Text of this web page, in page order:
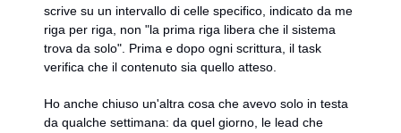
scrive su un intervallo di celle specifico, indicato da me
riga per riga, non "la prima riga libera che il sistema
trova da solo". Prima e dopo ogni scrittura, il task
verifica che il contenuto sia quello atteso.
Ho anche chiuso un'altra cosa che avevo solo in testa
da qualche settimana: da quel giorno, le lead che